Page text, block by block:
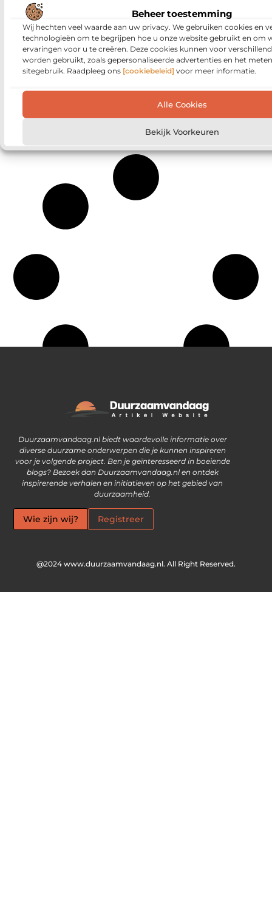
Beheer toestemming
Wij hechten veel waarde aan uw privacy. We gebruiken cookies en
technologieën om te begrijpen hoe u onze website gebruikt en om
ervaringen voor u te creëren. Deze cookies kunnen voor
worden gebruikt, zoals gepersonaliseerde advertenties en het
sitegebruik. Raadpleeg ons [cookiebeleid] voor meer informatie.
Alle Cookies
Bekijk Voorkeuren
Mediaen beroemde
mensen
Het voordeel van lokaal nieuws online volgen
Kom in contact met een medium
Duurzaamvandaag.nl biedt waardevolle informatie over
diverse duurzame onderwerpen die je kunnen inspireren
voor je volgende project. Ben je geïnteresseerd in boeiende
blogs? Bezoek dan Duurzaamvandaag.nl en ontdek
inspirerende verhalen en initiatieven op het gebied van
duurzaamheid.
Wie zijn wij? Registreer
@2024 www.duurzaamvandaag.nl. All Right Reserved.